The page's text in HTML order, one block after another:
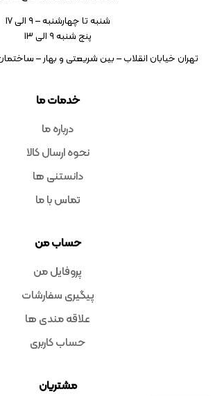
خدمات ما
درباره ما
نحوه ارسال کالا
دانستنی ها
تماس با ما
حساب من
پروفایل من
پیگیری سفارشات
علاقه مندی ها
حساب کاربری
مشتریان
شنبه تا چهارشنبه – ۹ الی 17
پنج شنبه ۹ الی 13
تهران خیابان انقلاب – بین شریعتی و بهار –